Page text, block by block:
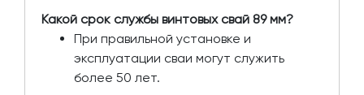
Какой срок службы винтовых свай 89 мм?
При правильной установке и
эксплуатации сваи могут служить
более 50 лет.